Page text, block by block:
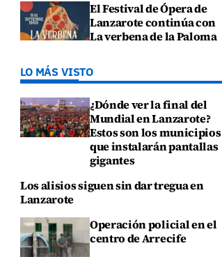
El Festival de Ópera de
Lanzarote continúa con
La verbena de la Paloma
LO MÁS VISTO
¿Dónde ver la final del
Mundial en Lanzarote?
Estos son los municipios
que instalarán pantallas
gigantes
Los alisios siguen sin dar tregua en
Lanzarote
Operación policial en el
centro de Arrecife